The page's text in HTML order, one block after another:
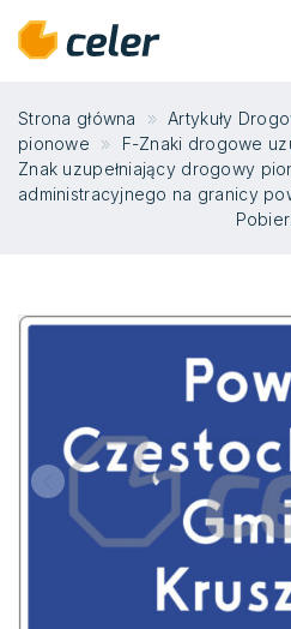
Strona główna Artykuły
pionowe
F-Znaki drogowe
Znak uzupełniający drogowy
administracyjnego na granicy